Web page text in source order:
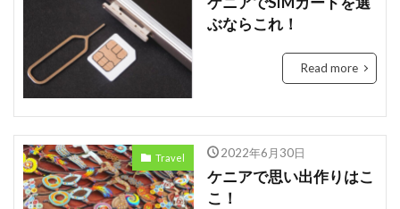
ぶならこれ！
Read more
Travel 2022年6月30日
ケニアで思い出作りはこ
こ！
英語 女性起業家
見送る
観光地
誘い 起業
軍
農業
鉱山
デジタル
トラッションショー
ナイジェリア
ビジネス
ビジネス英語
フィンテック
モバイル・マイクロ貯金
大丈夫